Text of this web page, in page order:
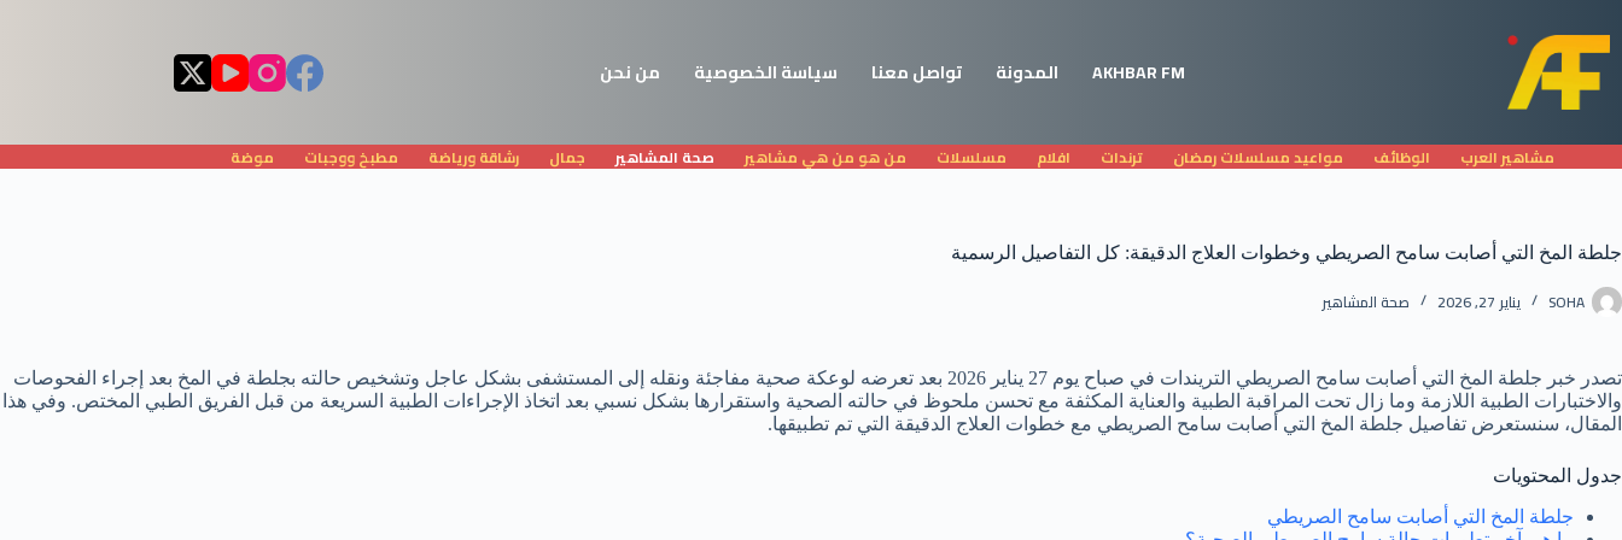
إلى
المحتوى
AKHBAR FM المدونة تواصل معنا سياسة الخصوصية من نحن
مشاهير العرب الوظائف مواعيد مسلسلات رمضان ترندات افلام مسلسلات من هو من هي مشاهير صحة المشاهير جمال رشاقة ورياضة مطبخ ووجبات موضة
جلطة المخ التي أصابت سامح الصريطي وخطوات العلاج الدقيقة: كل التفاصيل الرسمية
SOHA يناير 27, 2026 صحة المشاهير
تصدر خبر جلطة المخ التي أصابت سامح الصريطي التريندات في صباح يوم 27 يناير 2026 بعد تعرضه لوعكة صحية مفاجئة ونقله إلى المستشفى بشكل عاجل وتشخيص حالته بجلطة في المخ بعد إجراء الفحوصات
والاختبارات الطبية اللازمة وما زال تحت المراقبة الطبية والعناية المكثفة مع تحسن ملحوظ في حالته الصحية واستقرارها بشكل نسبي بعد اتخاذ الإجراءات الطبية السريعة من قبل الفريق الطبي المختص. وفي هذا
المقال، سنستعرض تفاصيل جلطة المخ التي أصابت سامح الصريطي مع خطوات العلاج الدقيقة التي تم تطبيقها.
جدول المحتويات
جلطة المخ التي أصابت سامح الصريطي